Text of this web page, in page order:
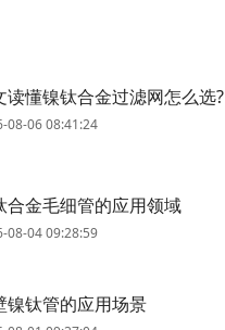
读懂镍钛合金过滤网怎么选?
08-06 08:41:24
合金毛细管的应用领域
08-04 09:28:59
镍钛管的应用场景